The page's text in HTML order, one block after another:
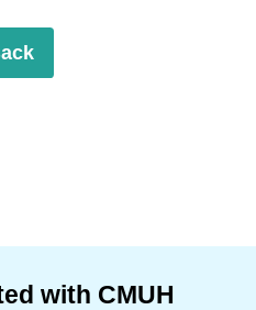
with CMUH